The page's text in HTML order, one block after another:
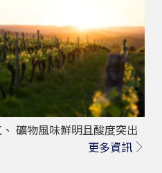
礦物風味鮮明且酸度突出
更多資訊